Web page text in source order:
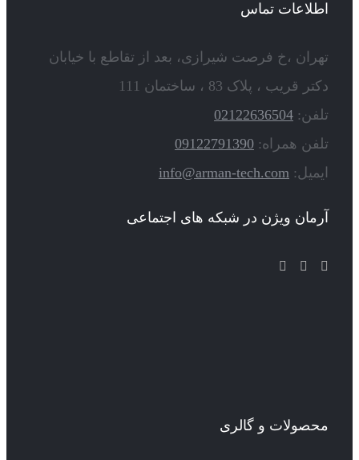
اطلاعات تماس
تهران ،خ فرصت شیرازی، بعد از تقاطع با خیابان
دکتر قریب ، پلاک 83 ، ساختمان 111
تلفن: 02122636504
تلفن همراه: 09122791390
ایمیل: info@arman-tech.com
آرمان ویژن در شبکه های اجتماعی
محصولات و گالری